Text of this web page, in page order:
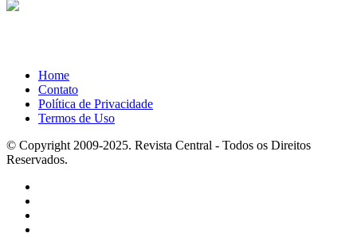
Home
Contato
Política de Privacidade
Termos de Uso
© Copyright 2009-2025. Revista Central - Todos os Direitos
Reservados.